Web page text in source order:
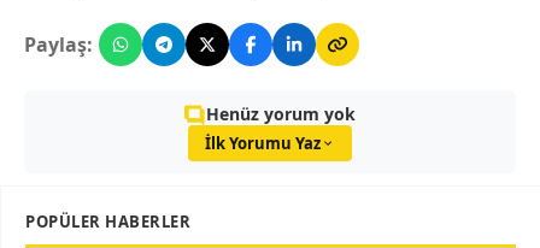
Paylaş:
Henüz yorum yok
İlk Yorumu Yaz
POPÜLER HABERLER